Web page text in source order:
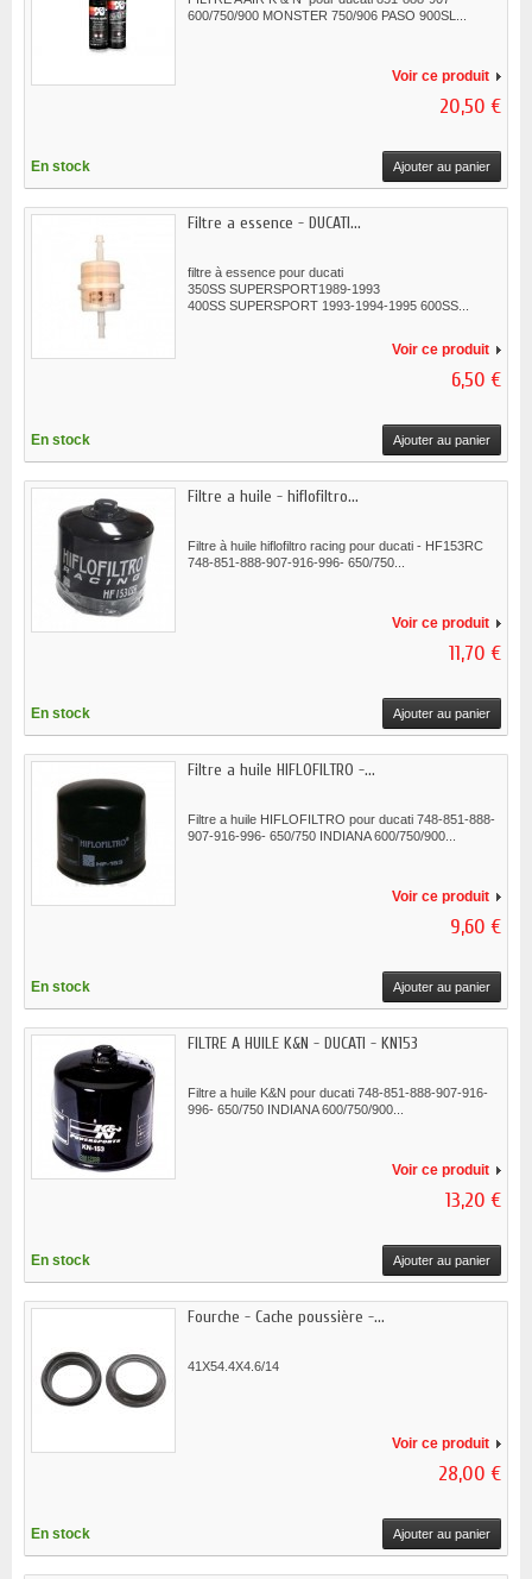
600/750/900 MONSTER 750/906 PASO 900SL...
Voir ce produit
20,50 €
En stock Ajouter au panier
Filtre a essence - DUCATI...
filtre à essence pour ducati
350SS SUPERSPORT1989-1993
400SS SUPERSPORT 1993-1994-1995 600SS...
Voir ce produit
6,50 €
En stock Ajouter au panier
Filtre a huile - hiflofiltro...
Filtre à huile hiflofiltro racing pour ducati - HF153RC
748-851-888-907-916-996- 650/750...
Voir ce produit
11,70 €
En stock Ajouter au panier
Filtre a huile HIFLOFILTRO -...
Filtre a huile HIFLOFILTRO pour ducati 748-851-888-
907-916-996- 650/750 INDIANA 600/750/900...
Voir ce produit
9,60 €
En stock Ajouter au panier
FILTRE A HUILE K&N - DUCATI - KN153
Filtre a huile K&N pour ducati 748-851-888-907-916-
996- 650/750 INDIANA 600/750/900...
Voir ce produit
13,20 €
En stock Ajouter au panier
Fourche - Cache poussière -...
41X54.4X4.6/14
Voir ce produit
28,00 €
En stock Ajouter au panier